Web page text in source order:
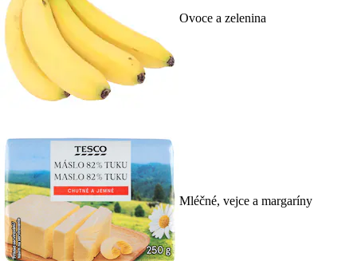
Ovoce a zelenina
Mléčné, vejce a margaríny